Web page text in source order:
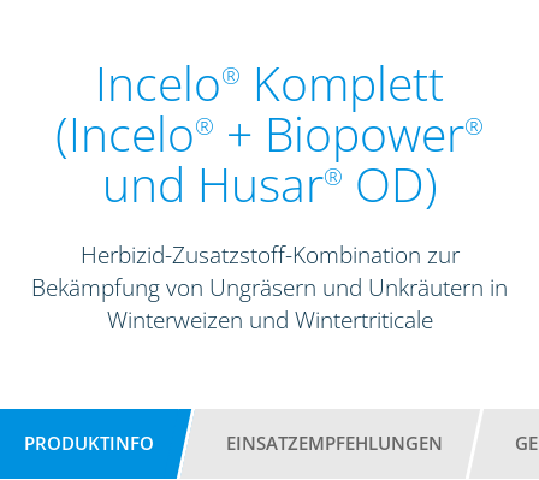
Incelo® Komplett
(Incelo® + Biopower®
und Husar® OD)
Herbizid-Zusatzstoff-Kombination zur
Bekämpfung von Ungräsern und Unkräutern in
Winterweizen und Wintertriticale
PRODUKTINFO EINSATZEMPFEHLUNGEN